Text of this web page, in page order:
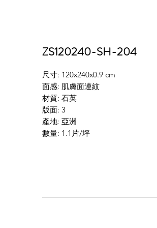
ZS120240-SH-204
尺寸: 120x240x0.9 cm
面感: 肌膚面連紋
材質: 石英
版面: 3
產地: 亞洲
數量: 1.1片/坪